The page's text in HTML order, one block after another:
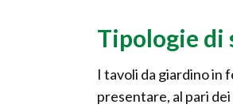
Tipologie
I tavoli da giardino in
presentare, al pari